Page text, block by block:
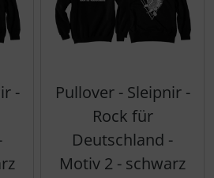
-
Pullover - Sleipnir -
Rock für
Deutschland -
Motiv 2 - schwarz